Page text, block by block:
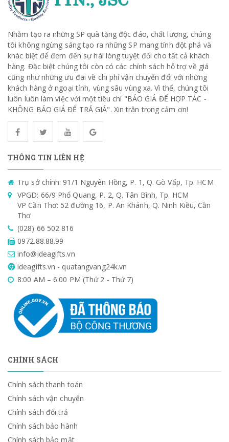
Nhằm tạo ra những SP quà tặng độc đáo, chất lượng, chúng
tôi không ngừng sáng tạo ra những SP mang tính đột phá và
khác biệt để đem đến sự hài lòng tuyệt đối cho tất cả khách
hàng. Đặc biệt chúng tôi còn có các chính sách hỗ trợ về giá
cũng như những ưu đãi về chi phí vận chuyển đối với những
khách hàng ở ngoại tỉnh, vùng sâu vùng xa. Vì thế, chúng tôi
luôn luôn làm việc với một tiêu chí "BÁO GIÁ ĐỂ HỢP TÁC -
KHÔNG BÁO GIÁ ĐỂ TRẢ GIÁ". Xin trân trọng cảm ơn!
THÔNG TIN LIÊN HỆ
Trụ sở chính: 91/1 Nguyên Hồng, P. 1, Q. Gò Vấp, Tp. HCM
VPGD: 66/9 Phổ Quang, P. 2, Q. Tân Bình, Tp. HCM
VP Cần Thơ: 52 đường 16, P. An Khánh, Q. Ninh Kiều, Cần
Thơ
(028) 66 502 816
0972.88.88.99
info@ideagifts.vn
ideagifts.vn - quatangvang24k.vn
8:00 AM – 6:00 PM (Thứ 2 - Thứ 7)
CHÍNH SÁCH
Chính sách thanh toán
Chính sách vận chuyển
Chính sách đổi trả
Chính sách bảo hành
Chính sách bảo mật